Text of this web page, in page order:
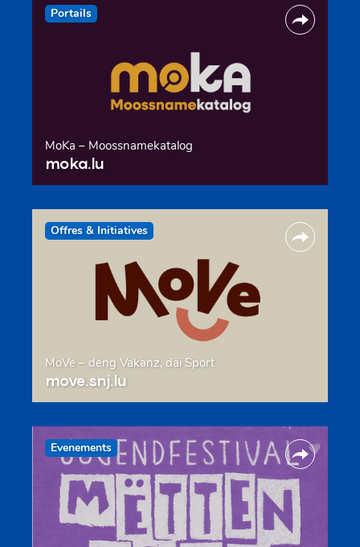
Portails
MoKa – Moossnamekatalog
moka.lu
Offres & Initiatives
MoVe – deng Vakanz, däi Sport
move.snj.lu
Evenements